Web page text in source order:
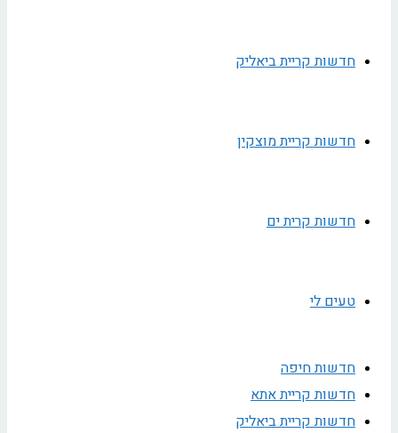
חדשות קריית ביאליק
חדשות קריית מוצקין
חדשות קרית ים
טעים לי
חדשות חיפה
חדשות קריית אתא
חדשות קריית ביאליק